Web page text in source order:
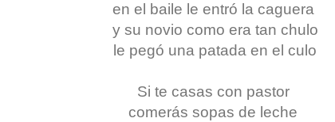
en el baile le entró la caguera
y su novio como era tan chulo
le pegó una patada en el culo
Si te casas con pastor
comerás sopas de leche